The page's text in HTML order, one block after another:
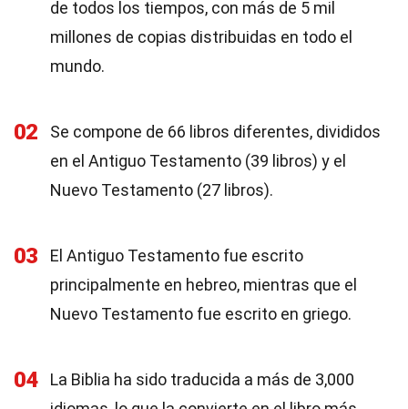
de todos los tiempos, con más de 5 mil
millones de copias distribuidas en todo el
mundo.
02
Se compone de 66 libros diferentes, divididos
en el Antiguo Testamento (39 libros) y el
Nuevo Testamento (27 libros).
03
El Antiguo Testamento fue escrito
principalmente en hebreo, mientras que el
Nuevo Testamento fue escrito en griego.
04
La Biblia ha sido traducida a más de 3,000